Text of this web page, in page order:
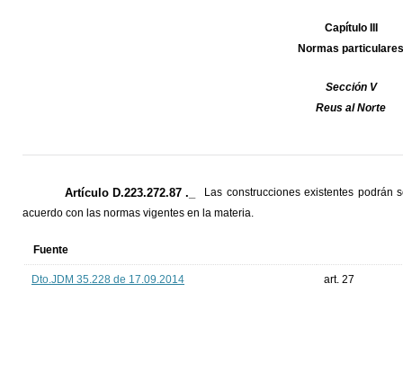
Capítulo III
Normas particulares
Sección V
Reus al Norte
Artículo D.223.272.87 ._
Las construcciones existentes
acuerdo con las normas vigentes en la materia.
Fuente
Dto.JDM 35.228 de 17.09.2014 art. 27